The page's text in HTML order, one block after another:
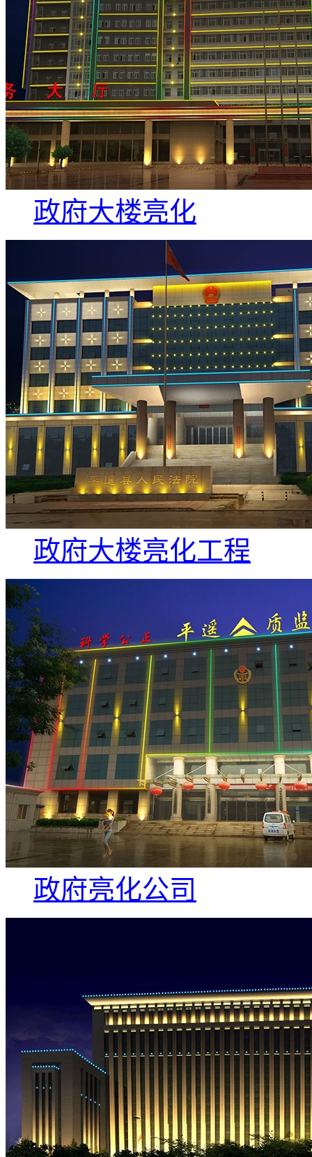
政府大楼亮化
政府大楼亮化工程
政府亮化公司